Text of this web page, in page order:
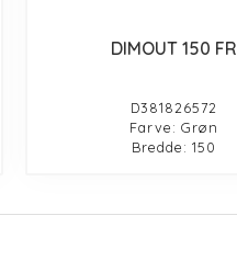
DIMOUT 150 FR
D381826572
Farve: Grøn
Bredde: 150